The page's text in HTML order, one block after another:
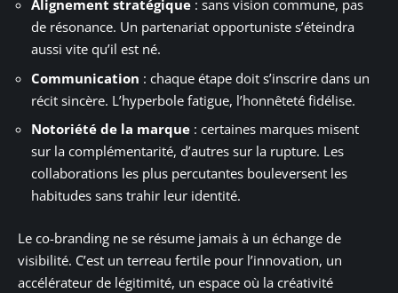
Alignement stratégique : sans vision commune, pas
de résonance. Un partenariat opportuniste s’éteindra
aussi vite qu’il est né.
Communication : chaque étape doit s’inscrire dans un
récit sincère. L’hyperbole fatigue, l’honnêteté fidélise.
Notoriété de la marque : certaines marques misent
sur la complémentarité, d’autres sur la rupture. Les
collaborations les plus percutantes bouleversent les
habitudes sans trahir leur identité.
Le co-branding ne se résume jamais à un échange de
visibilité. C’est un terreau fertile pour l’innovation, un
accélérateur de légitimité, un espace où la créativité